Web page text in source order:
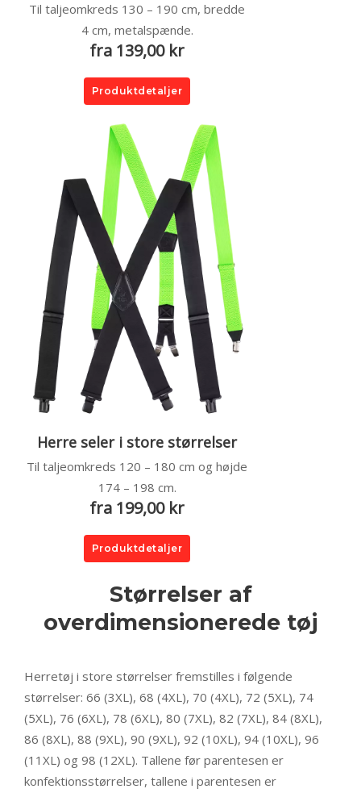
Til taljeomkreds 130 – 190 cm, bredde
4 cm, metalspænde.
fra 139,00 kr
Produktdetaljer
Herre seler i store størrelser
Til taljeomkreds 120 – 180 cm og højde
174 – 198 cm.
fra 199,00 kr
Produktdetaljer
Størrelser af
overdimensionerede tøj
Herretøj i store størrelser fremstilles i følgende
størrelser: 66 (3XL), 68 (4XL), 70 (4XL), 72 (5XL), 74
(5XL), 76 (6XL), 78 (6XL), 80 (7XL), 82 (7XL), 84 (8XL),
86 (8XL), 88 (9XL), 90 (9XL), 92 (10XL), 94 (10XL), 96
(11XL) og 98 (12XL). Tallene før parentesen er
konfektionsstørrelser, tallene i parentesen er